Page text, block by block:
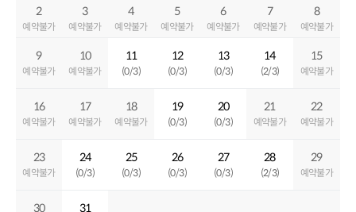
2
예약불가
3
예약불가
4
예약불가
5
예약불가
6
예약불가
7
예약불가
8
예약불가
9
예약불가
10
예약불가
11
(0/3)
12
(0/3)
13
(0/3)
14
(2/3)
15
예약불가
16
예약불가
17
예약불가
18
예약불가
19
(0/3)
20
(0/3)
21
예약불가
22
예약불가
23
예약불가
24
(0/3)
25
(0/3)
26
(0/3)
27
(0/3)
28
(2/3)
29
예약불가
30 31